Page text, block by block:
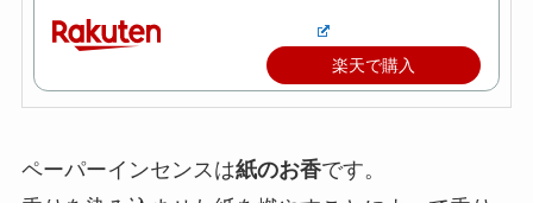
楽天で購入
ペーパーインセンスは紙のお香です。